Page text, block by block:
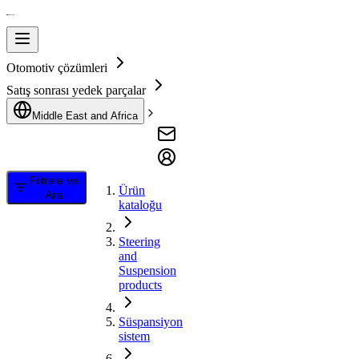
Otomotiv çözümleri
Satış sonrası yedek parçalar
Middle East and Africa
Filtrele ve
Ara
Ürün
kataloğu
Steering
and
Suspension
products
Süspansiyon
sistem